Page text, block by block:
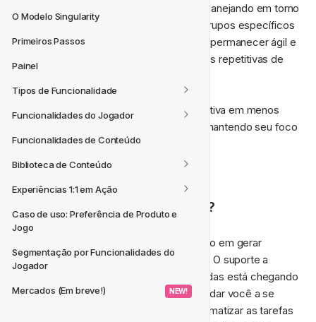
O Modelo Singularity
Primeiros Passos
Painel
Tipos de Funcionalidade
Funcionalidades do Jogador
Funcionalidades de Conteúdo
Biblioteca de Conteúdo
Experiências 1:1 em Ação
Caso de uso: Preferência de Produto e
Jogo
Segmentação por Funcionalidades do
Jogador
Mercados (Em breve!) NEW!
fácil, especialmente quando você está planejando em torno
de datas importantes ou segmentando grupos específicos
de jogadores. É uma maneira simples de permanecer ágil e
responsivo sem entrada manual ou etapas repetitivas de
Agora você pode ir da ideia à Atividade ativa em menos
tempo, economizando tempo valioso e mantendo seu foco
na estratégia em vez da configuração.
💡 E quanto às Atividades
Recorrentes/Automatizadas?
No momento, o Fast Track AI está focado em gerar
Atividades com Data e Hora Específicas. O suporte a
configurações recorrentes e automatizadas está chegando
em breve. Faz parte da nossa missão ajudar você a se
mover mais rápido, manter-se ágil e automatizar as tarefas